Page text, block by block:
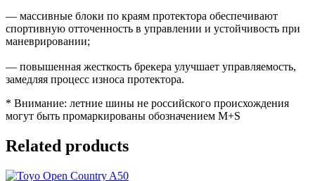
— массивные блоки по краям протектора обеспечивают
спортивную отточенность в управлении и устойчивость при
маневрировании;
— повышенная жесткость брекера улучшает управляемость,
замедляя процесс износа протектора.
* Внимание: летние шины не российского происхождения
могут быть промаркированы обозначением M+S
Related products